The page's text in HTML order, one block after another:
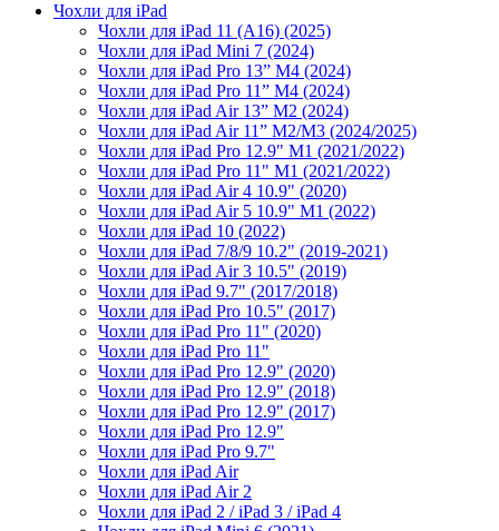
Чохли для iPad
Чохли для iPad 11 (A16) (2025)
Чохли для iPad Mini 7 (2024)
Чохли для iPad Pro 13” M4 (2024)
Чохли для iPad Pro 11” M4 (2024)
Чохли для iPad Air 13” M2 (2024)
Чохли для iPad Air 11” M2/M3 (2024/2025)
Чохли для iPad Pro 12.9" M1 (2021/2022)
Чохли для iPad Pro 11" M1 (2021/2022)
Чохли для iPad Air 4 10.9" (2020)
Чохли для iPad Air 5 10.9" M1 (2022)
Чохли для iPad 10 (2022)
Чохли для iPad 7/8/9 10.2" (2019-2021)
Чохли для iPad Air 3 10.5" (2019)
Чохли для iPad 9.7" (2017/2018)
Чохли для iPad Pro 10.5" (2017)
Чохли для iPad Pro 11" (2020)
Чохли для iPad Pro 11"
Чохли для iPad Pro 12.9" (2020)
Чохли для iPad Pro 12.9" (2018)
Чохли для iPad Pro 12.9" (2017)
Чохли для iPad Pro 12.9"
Чохли для iPad Pro 9.7"
Чохли для iPad Air
Чохли для iPad Air 2
Чохли для iPad 2 / iPad 3 / iPad 4